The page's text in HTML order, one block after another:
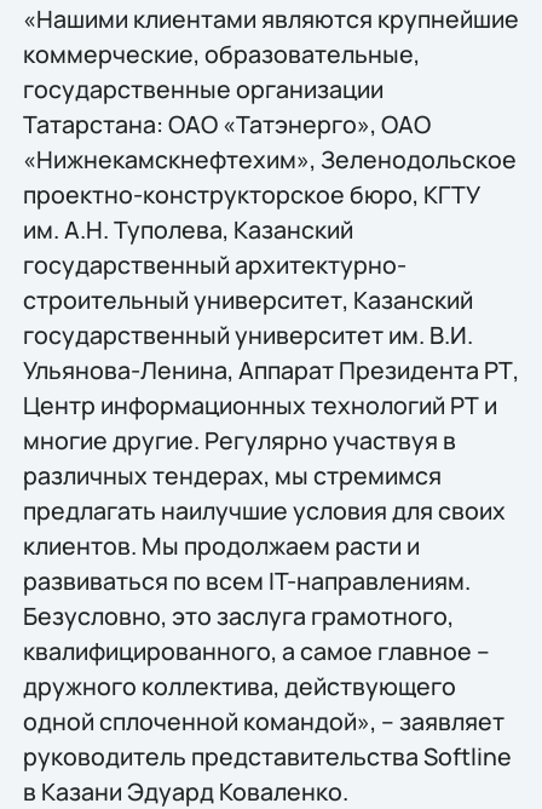
«Нашими клиентами являются крупнейшие
коммерческие, образовательные,
государственные организации
Татарстана: ОАО «Татэнерго», ОАО
«Нижнекамскнефтехим», Зеленодольское
проектно-конструкторское бюро, КГТУ
им. А.Н. Туполева, Казанский
государственный архитектурно-
строительный университет, Казанский
государственный университет им. В.И.
Ульянова-Ленина, Аппарат Президента РТ,
Центр информационных технологий РТ и
многие другие. Регулярно участвуя в
различных тендерах, мы стремимся
предлагать наилучшие условия для своих
клиентов. Мы продолжаем расти и
развиваться по всем IT-направлениям.
Безусловно, это заслуга грамотного,
квалифицированного, а самое главное –
дружного коллектива, действующего
одной сплоченной командой», – заявляет
руководитель представительства Softline
в Казани Эдуард Коваленко.